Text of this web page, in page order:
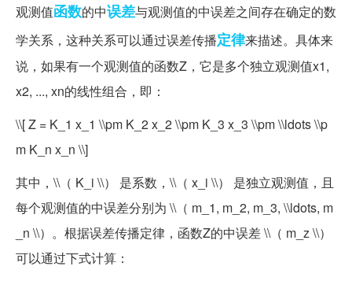
观测值函数的中误差与观测值的中误差之间存在确定的数
学关系，这种关系可以通过误差传播定律来描述。具体来
说，如果有一个观测值的函数Z，它是多个独立观测值x1,
x2, ..., xn的线性组合，即：
\\[ Z = K_1 x_1 \\pm K_2 x_2 \\pm K_3 x_3 \\pm \\ldots \\p
m K_n x_n \\]
其中，\\（ K_i \\） 是系数，\\（ x_i \\） 是独立观测值，且
每个观测值的中误差分别为 \\（ m_1, m_2, m_3, \\ldots, m
_n \\）。根据误差传播定律，函数Z的中误差 \\（ m_z \\）
可以通过下式计算：